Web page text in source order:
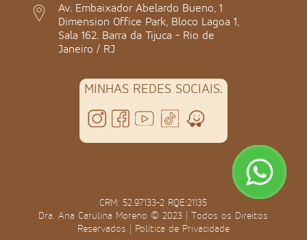
Av. Embaixador Abelardo Bueno, 1
Dimension Office Park, Bloco Lagoa 1,
Sala 162. Barra da Tijuca - Rio de
Janeiro / RJ
MINHAS REDES SOCIAIS:
CRM: 52.97133-2 RQE:21135
Dra. Ana Carulina Moreno © 2023 | Todos os Direitos
Reservados | Política de Privacidade